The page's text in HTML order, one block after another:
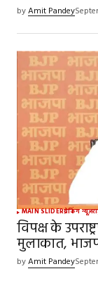
byAmit Pandey
MAIN SLIDERब्रेकिंग न्यूज़
विपक्ष के
मुलाकात,
byAmit Pandey